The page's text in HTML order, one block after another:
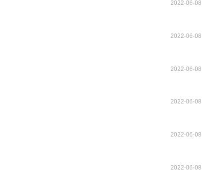
2022-06-08
2022-06-08
2022-06-08
2022-06-08
2022-06-08
2022-06-08